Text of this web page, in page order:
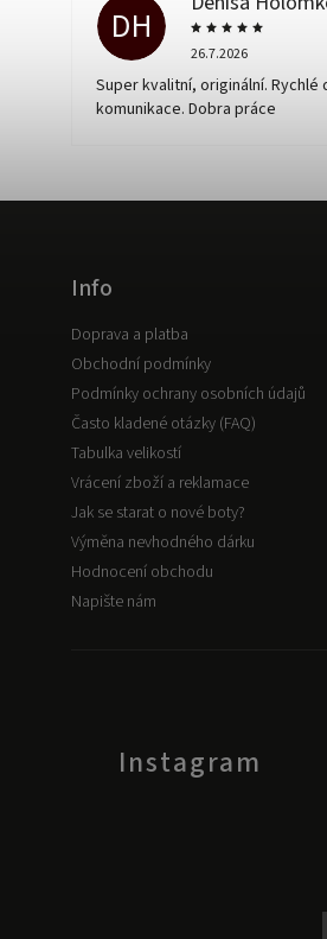
DH
26.7.2026
Super kvalitní, originální. Rychlé
komunikace. Dobra práce
Instagram
Info
Doprava a platba
Obchodní podmínky
Podmínky ochrany osobních údajů
Často kladené otázky (FAQ)
Tabulka velikostí
Vrácení zboží a reklamace
Jak se starat o nové boty?
Výměna nevhodného dárku
Hodnocení obchodu
Napište nám